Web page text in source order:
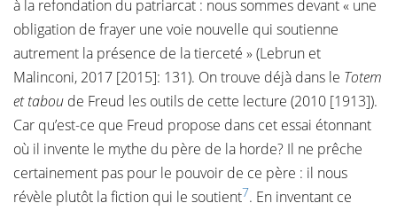
à la refondation du patriarcat : nous sommes devant « une
obligation de frayer une voie nouvelle qui soutienne
autrement la présence de la tierceté » (Lebrun et
Malinconi, 2017 [2015]: 131). On trouve déjà dans le Totem
et tabou de Freud les outils de cette lecture (2010 [1913]).
Car qu’est-ce que Freud propose dans cet essai étonnant
où il invente le mythe du père de la horde? Il ne prêche
certainement pas pour le pouvoir de ce père : il nous
révèle plutôt la fiction qui le soutient7. En inventant ce